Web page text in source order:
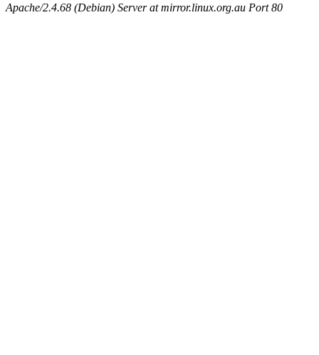
Apache/2.4.68 (Debian) Server at mirror.linux.org.au Port 80